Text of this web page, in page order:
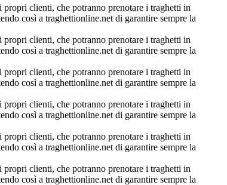
clienti, che potranno prenotare i traghetti in
così a traghettionline.net di garantire sempre la
clienti, che potranno prenotare i traghetti in
così a traghettionline.net di garantire sempre la
clienti, che potranno prenotare i traghetti in
così a traghettionline.net di garantire sempre la
clienti, che potranno prenotare i traghetti in
così a traghettionline.net di garantire sempre la
clienti, che potranno prenotare i traghetti in
così a traghettionline.net di garantire sempre la
clienti, che potranno prenotare i traghetti in
così a traghettionline.net di garantire sempre la